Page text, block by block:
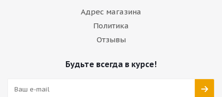
Адрес магазина
Политика
Отзывы
Будьте всегда в курсе!